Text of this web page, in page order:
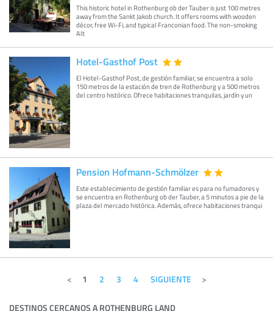
This historic hotel in Rothenburg ob der Tauber is just 100 metres
away from the Sankt Jakob church. It offers rooms with wooden
décor, free Wi-Fi, and typical Franconian food. The non-smoking
Alt
Hotel-Gasthof Post
El Hotel-Gasthof Post, de gestión familiar, se encuentra a solo
150 metros de la estación de tren de Rothenburg y a 500 metros
del centro histórico. Ofrece habitaciones tranquilas, jardín y un
Pension Hofmann-Schmölzer
Este establecimiento de gestión familiar es para no fumadores y
se encuentra en Rothenburg ob der Tauber, a 5 minutos a pie de la
plaza del mercado histórica. Además, ofrece habitaciones tranqui
1 2 3 4 SIGUIENTE
DESTINOS CERCANOS A ROTHENBURG LAND